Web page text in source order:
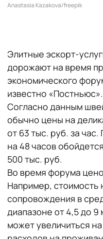
Anastasia Kazakova/freepik
Элитные эскорт-
дорожают на время
экономического
известно «Постньюс».
Согласно данным
обычно цены на
от 63 тыс. руб. за
на 48 часов
500 тыс. руб.
Во время форума
Например, стоимость
сопровождения в
диапазоне от 4,5 до
может увеличиться